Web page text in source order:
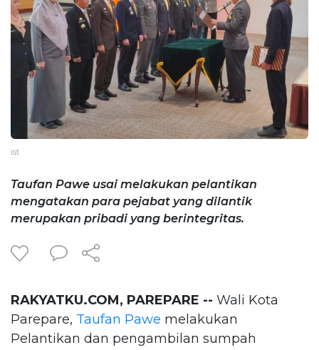
ist
Taufan Pawe usai melakukan pelantikan
mengatakan para pejabat yang dilantik
merupakan pribadi yang berintegritas.
RAKYATKU.COM, PAREPARE -- Wali Kota
Parepare, Taufan Pawe melakukan
Pelantikan dan pengambilan sumpah